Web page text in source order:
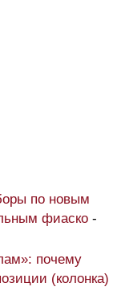
по новым
фиаско -
почему
(колонка)